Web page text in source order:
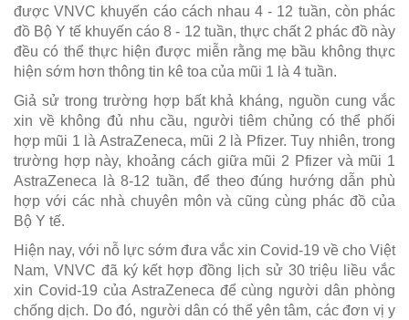
được VNVC khuyến cáo cách nhau 4 - 12 tuần, còn phác
đồ Bộ Y tế khuyến cáo 8 - 12 tuần, thực chất 2 phác đồ này
đều có thể thực hiện được miễn rằng mẹ bầu không thực
hiện sớm hơn thông tin kê toa của mũi 1 là 4 tuần.
Giả sử trong trường hợp bất khả kháng, nguồn cung vắc
xin về không đủ nhu cầu, người tiêm chủng có thể phối
hợp mũi 1 là AstraZeneca, mũi 2 là Pfizer. Tuy nhiên, trong
trường hợp này, khoảng cách giữa mũi 2 Pfizer và mũi 1
AstraZeneca là 8-12 tuần, để theo đúng hướng dẫn phù
hợp với các nhà chuyên môn và cũng cùng phác đồ của
Bộ Y tế.
Hiện nay, với nỗ lực sớm đưa vắc xin Covid-19 về cho Việt
Nam, VNVC đã ký kết hợp đồng lịch sử 30 triệu liều vắc
xin Covid-19 của AstraZeneca để cùng người dân phòng
chống dịch. Do đó, người dân có thể yên tâm, các đơn vị y